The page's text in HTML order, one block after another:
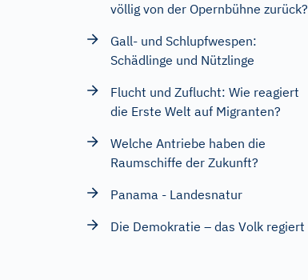
völlig von der Opernbühne zurück?
Gall- und Schlupfwespen:
Schädlinge und Nützlinge
Flucht und Zuflucht: Wie reagiert
die Erste Welt auf Migranten?
Welche Antriebe haben die
Raumschiffe der Zukunft?
Panama - Landesnatur
Die Demokratie – das Volk regiert